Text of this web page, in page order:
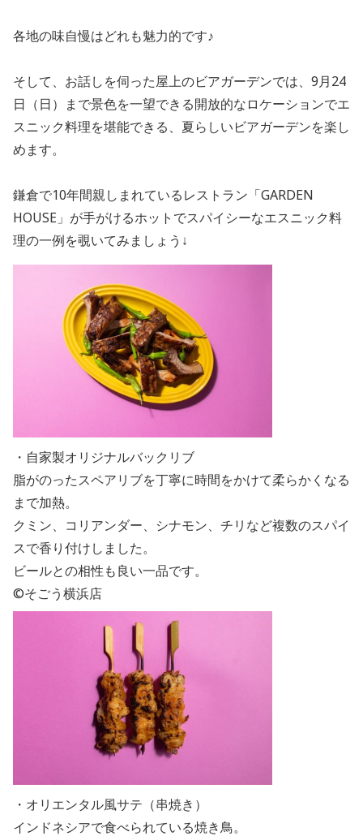
各地の味自慢はどれも魅力的です♪
そして、お話しを伺った屋上のビアガーデンでは、9月24
日（日）まで景色を一望できる開放的なロケーションでエ
スニック料理を堪能できる、夏らしいビアガーデンを楽し
めます。
鎌倉で10年間親しまれているレストラン「GARDEN
HOUSE」が手がけるホットでスパイシーなエスニック料
理の一例を覗いてみましょう↓
・自家製オリジナルバックリブ
脂がのったスペアリブを丁寧に時間をかけて柔らかくなる
まで加熱。
クミン、コリアンダー、シナモン、チリなど複数のスパイ
スで香り付けしました。
ビールとの相性も良い一品です。
©そごう横浜店
・オリエンタル風サテ（串焼き）
インドネシアで食べられている焼き鳥。